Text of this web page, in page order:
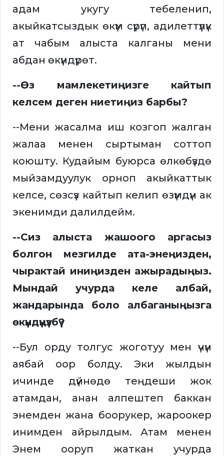
адам укугу тебеленип,
акыйкатсыздык өкүм сүрүп, адилеттүүлүк
ат чабым алыста калганы мени
абдан өкүндүрөт.
--Өз мамлекетиңизге кайтып
келсем деген ниетиңиз барбы?
--Мени жасалма иш козгоп жалган
жалаа менен сыртыман соттоп
коюшту. Кудайым буюрса өлкөбүздө
мыйзамдуулук орноп акыйкаттык
келсе, сөзсүз кайтып келип өзүмдүн ак
экенимди далилдейм.
--Сиз алыста жашоого аргасыз
болгон мезгилде ата-энеңизден,
чырактай иниңизден ажырадыңыз.
Мындай учурда келе албай,
жандарында боло албаганыңызга
өкүндүңүзбү?
--Бул орду толгус жоготуу мен үчүн
аябай оор болду. Эки жылдын
ичинде дүйнөдө теңдеши жок
атамдан, анан алпештеп баккан
энемден жана боорукер, жароокер
инимден айрылдым. Атам менен
Энем ооруп жаткан учурда